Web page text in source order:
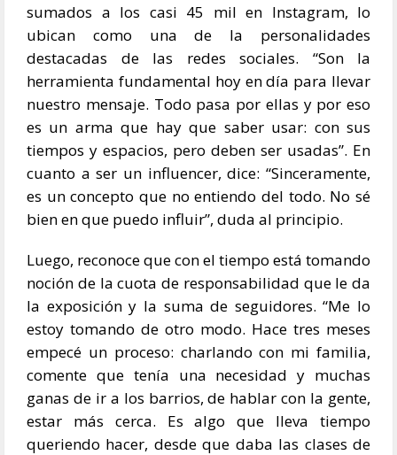
sumados a los casi 45 mil en Instagram, lo
ubican como una de la personalidades
destacadas de las redes sociales. “Son la
herramienta fundamental hoy en día para llevar
nuestro mensaje. Todo pasa por ellas y por eso
es un arma que hay que saber usar: con sus
tiempos y espacios, pero deben ser usadas”. En
cuanto a ser un influencer, dice: “Sinceramente,
es un concepto que no entiendo del todo. No sé
bien en que puedo influir”, duda al principio.
Luego, reconoce que con el tiempo está tomando
noción de la cuota de responsabilidad que le da
la exposición y la suma de seguidores. “Me lo
estoy tomando de otro modo. Hace tres meses
empecé un proceso: charlando con mi familia,
comente que tenía una necesidad y muchas
ganas de ir a los barrios, de hablar con la gente,
estar más cerca. Es algo que lleva tiempo
queriendo hacer, desde que daba las clases de